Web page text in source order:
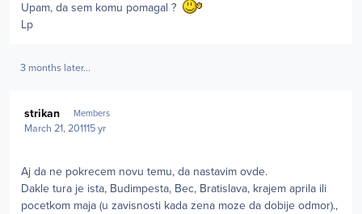
Upam, da sem komu pomagal ?
Lp
3 months later...
strikan Members
March 21, 201115 yr
Aj da ne pokrecem novu temu, da nastavim ovde.
Dakle tura je ista, Budimpesta, Bec, Bratislava, krajem aprila ili
pocetkom maja (u zavisnosti kada zena moze da dobije odmor).,